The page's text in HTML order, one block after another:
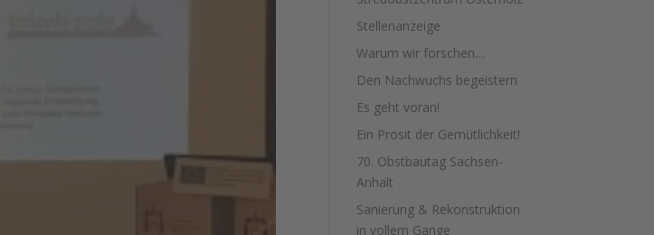
Stellenanzeige
Warum wir forschen…
Den Nachwuchs begeistern
Es geht voran!
Ein Prosit der Gemütlichkeit!
70. Obstbautag Sachsen-
Anhalt
Sanierung & Rekonstruktion
in vollem Gange